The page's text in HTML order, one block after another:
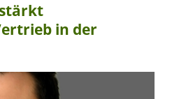
in der